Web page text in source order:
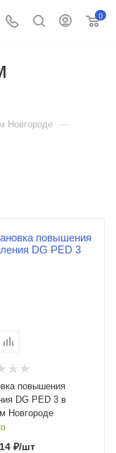
0
Новгороде —
повышения
DG PED 3 в
Новгороде
₽/шт